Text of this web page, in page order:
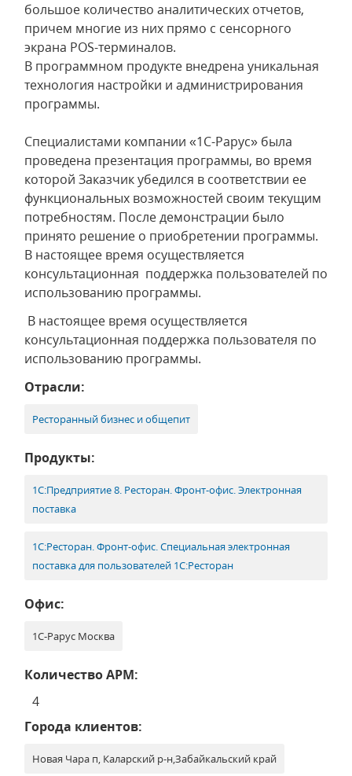
большое количество аналитических отчетов,
причем многие из них прямо с сенсорного
экрана POS-терминалов.
В программном продукте внедрена уникальная
технология настройки и администрирования
программы.
Специалистами компании «1С-Рарус» была
проведена презентация программы, во время
которой Заказчик убедился в соответствии ее
функциональных возможностей своим текущим
потребностям. После демонстрации было
принято решение о приобретении программы.
В настоящее время осуществляется
консультационная поддержка пользователей по
использованию программы.
В настоящее время осуществляется
консультационная поддержка пользователя по
использованию программы.
Отрасли:
Ресторанный бизнес и общепит
Продукты:
1С:Предприятие 8. Ресторан. Фронт-офис. Электронная
поставка
1С:Ресторан. Фронт-офис. Специальная электронная
поставка для пользователей 1С:Ресторан
Офис:
1С-Рарус Москва
Количество АРМ:
4
Города клиентов:
Новая Чара п, Каларский р-н,Забайкальский край